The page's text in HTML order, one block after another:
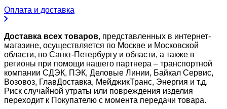
Оплата и доставка
Доставка всех товаров, представленных в интернет-
магазине, осуществляется по Москве и Московской
области, по Санкт-Петербургу и области, а также в
регионы при помощи нашего партнера – транспортной
компании СДЭК, ПЭК, Деловые Линии, Байкал Сервис,
Возовоз, ГлавДоставка, МейджикТранс, Энергия и т.д.
Риск случайной утраты или повреждения изделия
переходит к Покупателю с момента передачи товара.